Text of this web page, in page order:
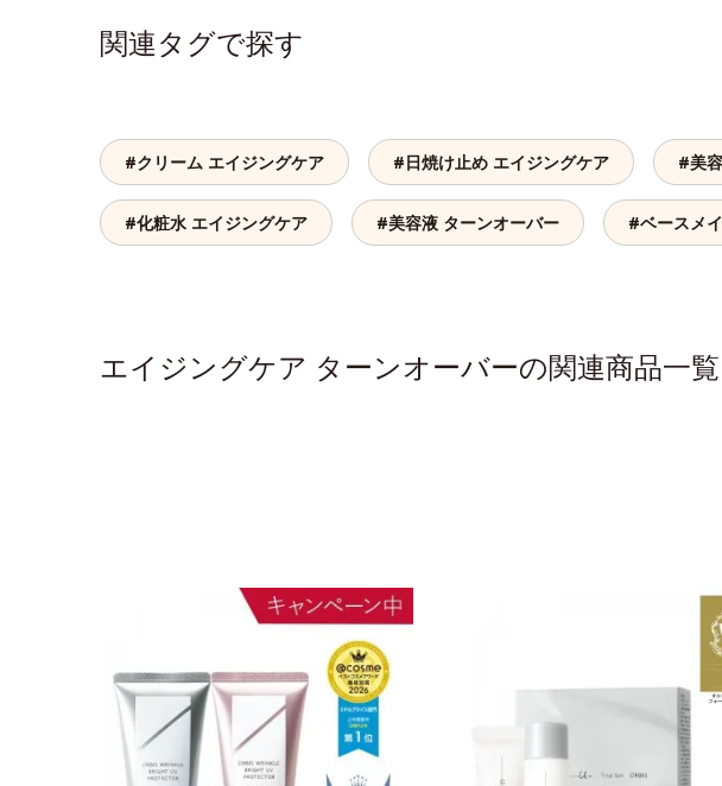
関連タグで探す
#クリーム エイジングケア #日焼け止め エイジングケア #美
#化粧水 エイジングケア #美容液 ターンオーバー #ベースメ
エイジングケア ターンオーバーの関連商品一